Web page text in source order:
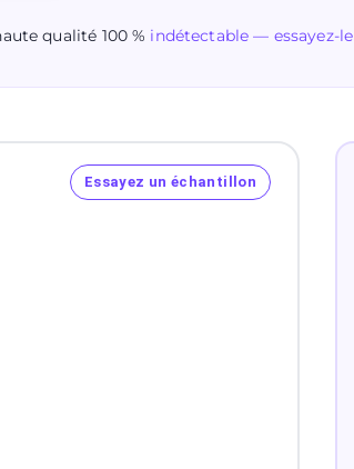
qualité 100 % indétectable — essayez-le
Essayez un échantillon